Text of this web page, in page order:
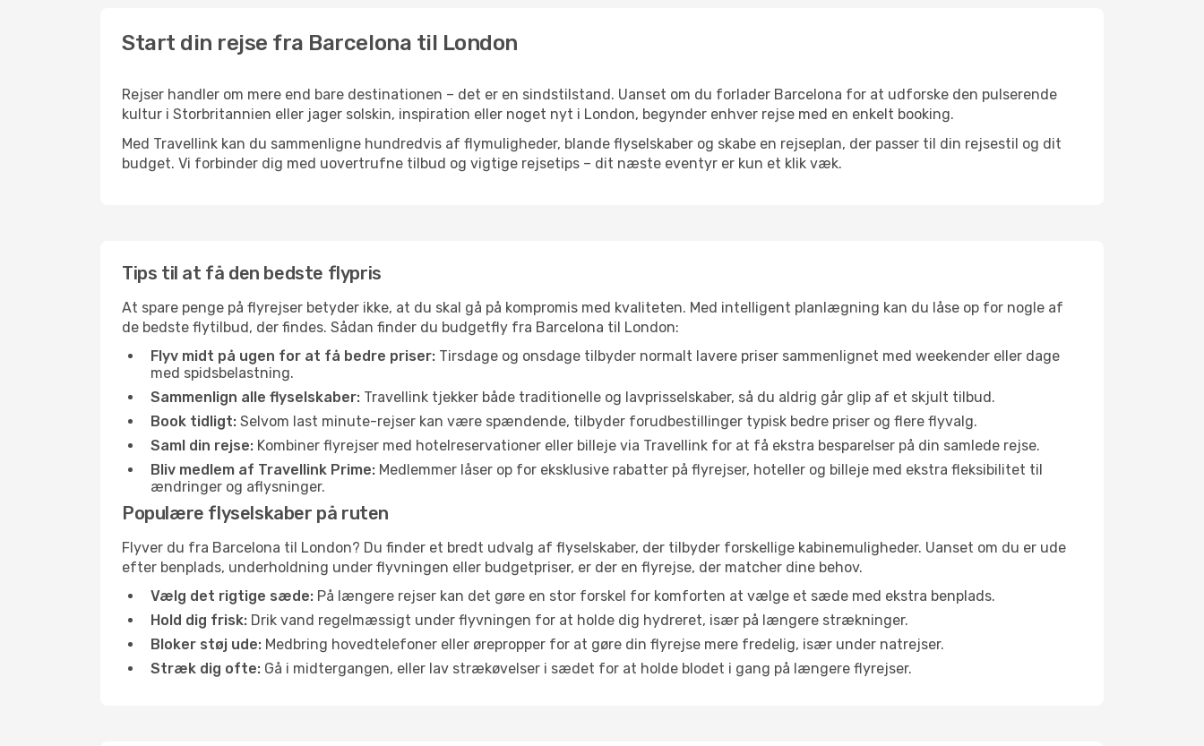
Start din rejse fra Barcelona til London
Rejser handler om mere end bare destinationen – det er en sindstilstand. Uanset om du forlader Barcelona for at udforske den pulserende
kultur i Storbritannien eller jager solskin, inspiration eller noget nyt i London, begynder enhver rejse med en enkelt booking.
Med Travellink kan du sammenligne hundredvis af flymuligheder, blande flyselskaber og skabe en rejseplan, der passer til din rejsestil og dit
budget. Vi forbinder dig med uovertrufne tilbud og vigtige rejsetips – dit næste eventyr er kun et klik væk.
Tips til at få den bedste flypris
At spare penge på flyrejser betyder ikke, at du skal gå på kompromis med kvaliteten. Med intelligent planlægning kan du låse op for nogle af
de bedste flytilbud, der findes. Sådan finder du budgetfly fra Barcelona til London:
Flyv midt på ugen for at få bedre priser: Tirsdage og onsdage tilbyder normalt lavere priser sammenlignet med weekender eller dage
med spidsbelastning.
Sammenlign alle flyselskaber: Travellink tjekker både traditionelle og lavprisselskaber, så du aldrig går glip af et skjult tilbud.
Book tidligt: Selvom last minute-rejser kan være spændende, tilbyder forudbestillinger typisk bedre priser og flere flyvalg.
Saml din rejse: Kombiner flyrejser med hotelreservationer eller billeje via Travellink for at få ekstra besparelser på din samlede rejse.
Bliv medlem af Travellink Prime: Medlemmer låser op for eksklusive rabatter på flyrejser, hoteller og billeje med ekstra fleksibilitet til
ændringer og aflysninger.
Populære flyselskaber på ruten
Flyver du fra Barcelona til London? Du finder et bredt udvalg af flyselskaber, der tilbyder forskellige kabinemuligheder. Uanset om du er ude
efter benplads, underholdning under flyvningen eller budgetpriser, er der en flyrejse, der matcher dine behov.
Vælg det rigtige sæde: På længere rejser kan det gøre en stor forskel for komforten at vælge et sæde med ekstra benplads.
Hold dig frisk: Drik vand regelmæssigt under flyvningen for at holde dig hydreret, især på længere strækninger.
Bloker støj ude: Medbring hovedtelefoner eller ørepropper for at gøre din flyrejse mere fredelig, især under natrejser.
Stræk dig ofte: Gå i midtergangen, eller lav strækøvelser i sædet for at holde blodet i gang på længere flyrejser.